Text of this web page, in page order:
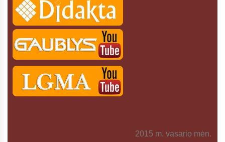
2015 m. vasario mėn.